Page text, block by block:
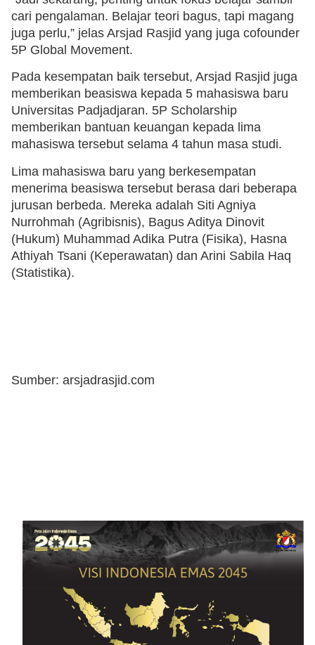
cari pengalaman. Belajar teori bagus, tapi magang
juga perlu,” jelas Arsjad Rasjid yang juga cofounder
5P Global Movement.
Pada kesempatan baik tersebut, Arsjad Rasjid juga
memberikan beasiswa kepada 5 mahasiswa baru
Universitas Padjadjaran. 5P Scholarship
memberikan bantuan keuangan kepada lima
mahasiswa tersebut selama 4 tahun masa studi.
Lima mahasiswa baru yang berkesempatan
menerima beasiswa tersebut berasa dari beberapa
jurusan berbeda. Mereka adalah Siti Agniya
Nurrohmah (Agribisnis), Bagus Aditya Dinovit
(Hukum) Muhammad Adika Putra (Fisika), Hasna
Athiyah Tsani (Keperawatan) dan Arini Sabila Haq
(Statistika).
Sumber: arsjadrasjid.com